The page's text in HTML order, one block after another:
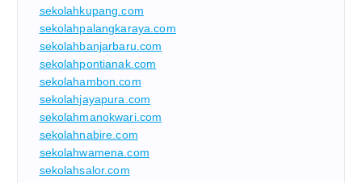
sekolahkupang.com
sekolahpalangkaraya.com
sekolahbanjarbaru.com
sekolahpontianak.com
sekolahambon.com
sekolahjayapura.com
sekolahmanokwari.com
sekolahnabire.com
sekolahwamena.com
sekolahsalor.com